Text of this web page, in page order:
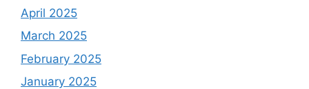
April 2025
March 2025
February 2025
January 2025